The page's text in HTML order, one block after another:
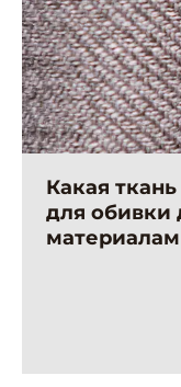
Какая
для обивки
материалам